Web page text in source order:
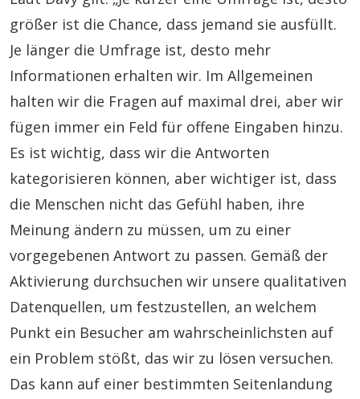
größer ist die Chance, dass jemand sie ausfüllt.
Je länger die Umfrage ist, desto mehr
Informationen erhalten wir. Im Allgemeinen
halten wir die Fragen auf maximal drei, aber wir
fügen immer ein Feld für offene Eingaben hinzu.
Es ist wichtig, dass wir die Antworten
kategorisieren können, aber wichtiger ist, dass
die Menschen nicht das Gefühl haben, ihre
Meinung ändern zu müssen, um zu einer
vorgegebenen Antwort zu passen. Gemäß der
Aktivierung durchsuchen wir unsere qualitativen
Datenquellen, um festzustellen, an welchem
Punkt ein Besucher am wahrscheinlichsten auf
ein Problem stößt, das wir zu lösen versuchen.
Das kann auf einer bestimmten Seitenlandung